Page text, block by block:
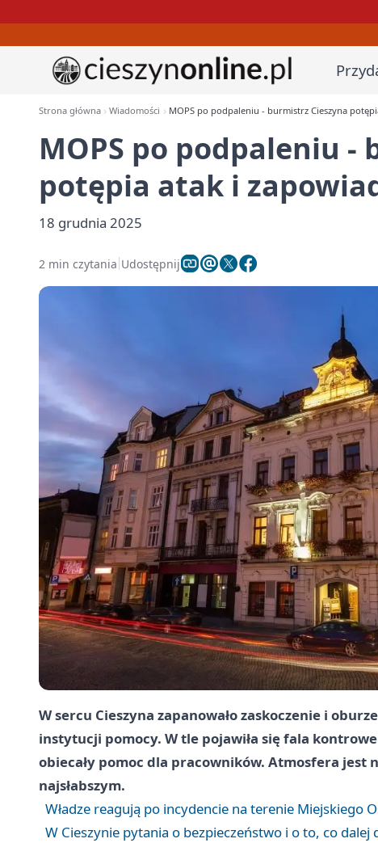
Strona główna Wiadomości MOPS po podpaleniu - burmistrz Cieszyna
MOPS po podpaleniu -
potępia atak i
18 grudnia 2025
2 min czytania Udostępnij
W sercu Cieszyna zapanowało zaskoczenie i
instytucji pomocy. W tle pojawiła się fala
obiecały pomoc dla pracowników. Atmosfera jest
najsłabszym.
Władze reagują po incydencie na terenie Miejskiego
W Cieszynie pytania o bezpieczeństwo i o to, co dalej